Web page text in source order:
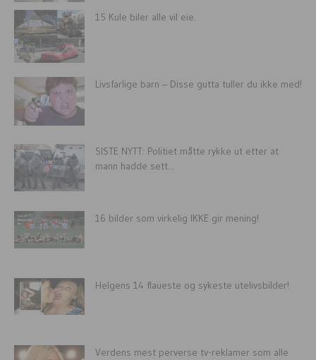
15 Kule biler alle vil eie.
Livsfarlige barn – Disse gutta tuller du ikke med!
SISTE NYTT: Politiet måtte rykke ut etter at
mann hadde sett...
16 bilder som virkelig IKKE gir mening!
Helgens 14 flaueste og sykeste utelivsbilder!
Verdens mest perverse tv-reklamer som alle